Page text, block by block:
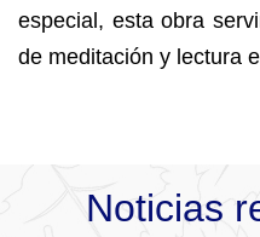
especial, esta obra
de meditación y lectura
Noticias